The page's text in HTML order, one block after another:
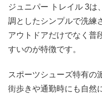
ジュニパー トレイル 3は
調としたシンプルで洗練
アウトドアだけでなく普
すいのが特徴です。
スポーツシューズ特有の
街歩きや通勤時にも自然